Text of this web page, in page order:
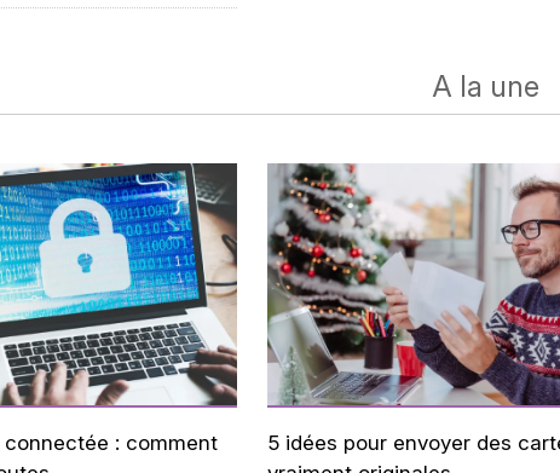
A la une
: comment
5 idées pour envoyer des